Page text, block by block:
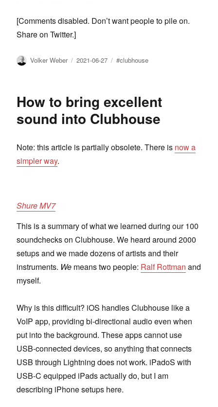
[Comments disabled. Don’t want people to pile on.
Share on Twitter.]
Author
Volker Weber
Posted
2021-06-27 Tags
#clubhouse
How to bring excellent
sound into Clubhouse
Note: this article is partially obsolete. There is now a
simpler way.
Shure MV7
This is a summary of what we learned during our 100
soundchecks on Clubhouse. We heard around 2000
setups and we made dozens of artists and their
instruments. We means two people: Ralf Rottman and
myself.
Why is this difficult? iOS handles Clubhouse like a
VoIP app, providing bi-directional audio even when
put into the background. These apps cannot use
USB-connected devices, so anything that connects
USB through Lightning does not work. iPadoS with
USB-C equipped iPads actually do, but I am
describing iPhone setups here.